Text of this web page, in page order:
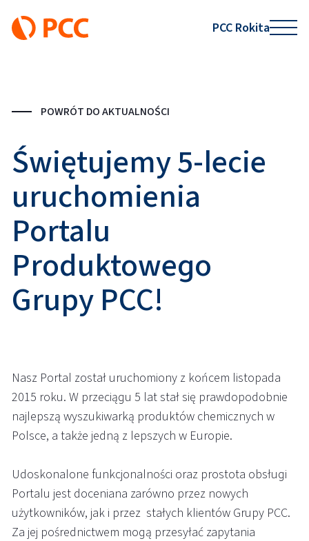
PCC Rokita
POWRÓT DO AKTUALNOŚCI
Świętujemy 5-lecie
uruchomienia
Portalu
Produktowego
Grupy PCC!
Nasz Portal został uruchomiony z końcem listopada
2015 roku. W przeciągu 5 lat stał się prawdopodobnie
najlepszą wyszukiwarką produktów chemicznych w
Polsce, a także jedną z lepszych w Europie.
Udoskonalone funkcjonalności oraz prostota obsługi
Portalu jest doceniana zarówno przez nowych
użytkowników, jak i przez stałych klientów Grupy PCC.
Za jej pośrednictwem mogą przesyłać zapytania